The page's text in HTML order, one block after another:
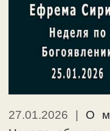
27.01.2026 | О